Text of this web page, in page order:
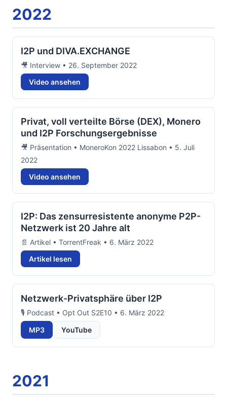
2022
I2P und DIVA.EXCHANGE
🎥 Interview • 26. September 2022
Video ansehen
Privat, voll verteilte Börse (DEX), Monero
und I2P Forschungsergebnisse
🎥 Präsentation • MoneroKon 2022 Lissabon • 5. Juli
2022
Video ansehen
I2P: Das zensurresistente anonyme P2P-
Netzwerk ist 20 Jahre alt
📄 Artikel • TorrentFreak • 6. März 2022
Artikel lesen
Netzwerk-Privatsphäre über I2P
🎙️ Podcast • Opt Out S2E10 • 6. März 2022
MP3
YouTube
2021